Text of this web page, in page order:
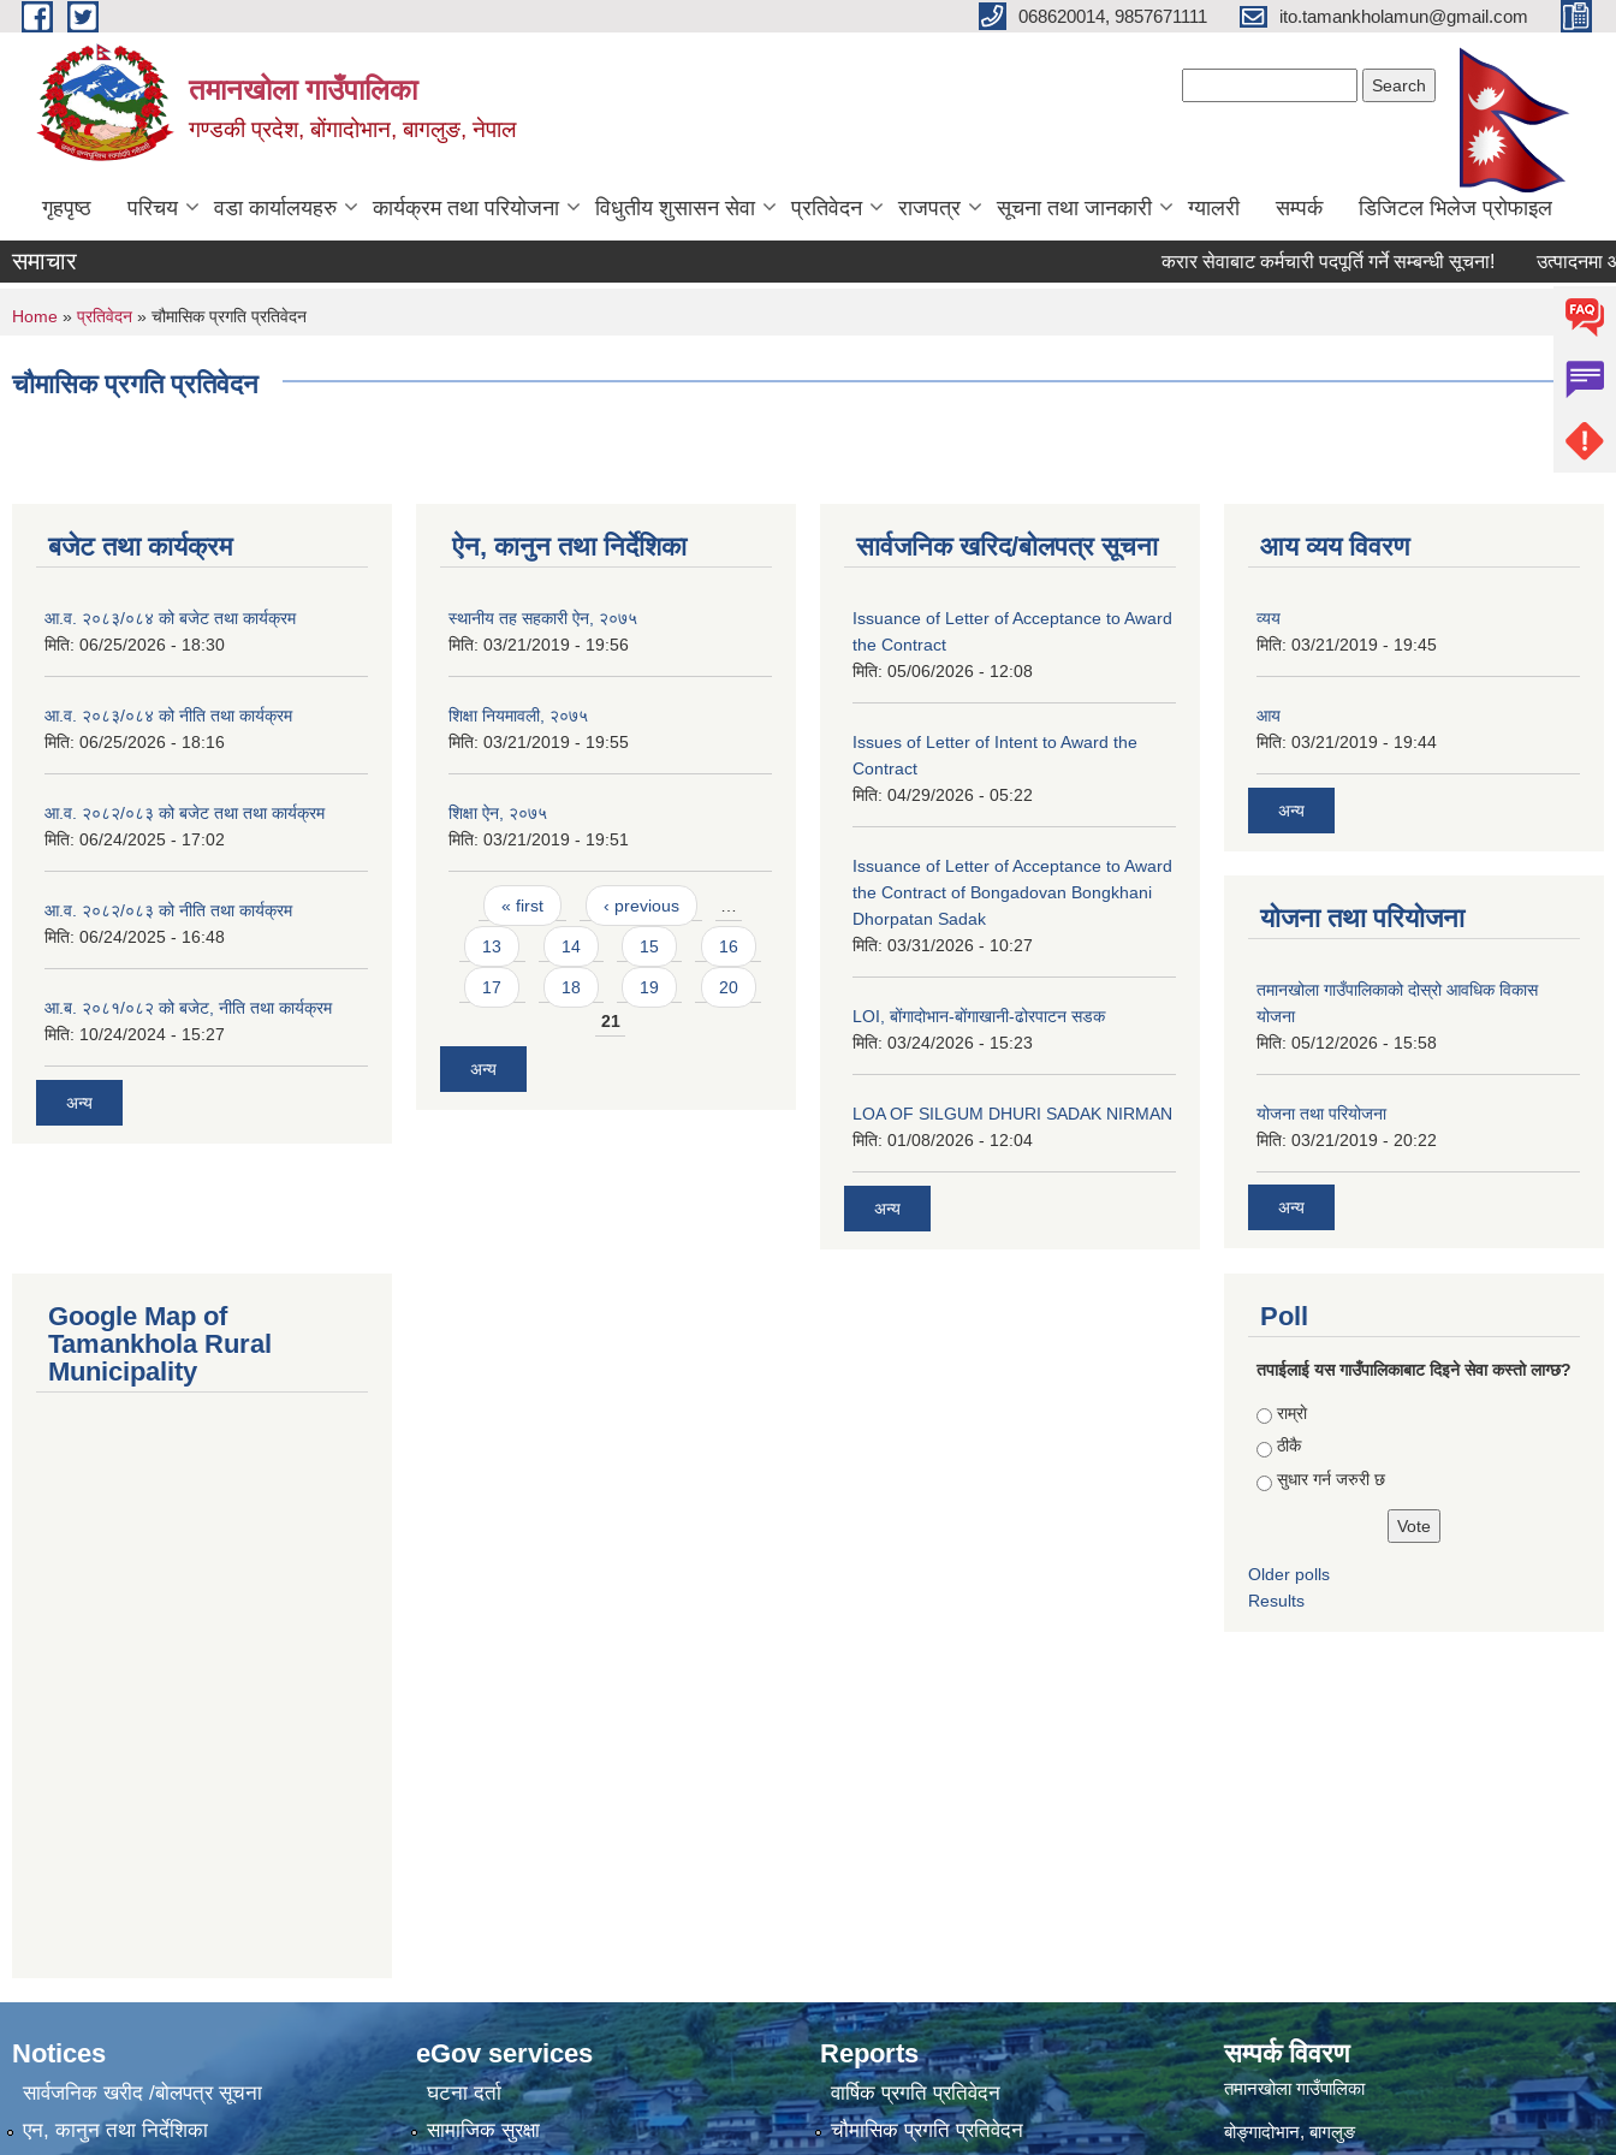
Skip to main content 068620014, 9857671111 ito.tamankholamun@gmail.com
तमानखोला गाउँपालिका
गण्डकी प्रदेश, बोंगादोभान, बागलुङ, नेपाल
गृहपृष्ठ परिचय वडा कार्यालयहरु कार्यक्रम तथा परियोजना विधुतीय शुसासन सेवा प्रतिवेदन राजपत्र सूचना तथा जानकारी ग्यालरी सम्पर्क डिजिटल भिलेज प्राेफाइल
समाचार करार सेवाबाट कर्मचारी पदपूर्ति गर्ने सम्बन्धी सूचना! उत्पादनमा
You are here
Home » प्रतिवेदन » चौमासिक प्रगति प्रतिवेदन
चौमासिक प्रगति प्रतिवेदन
बजेट तथा कार्यक्रम
आ.व. २०८३/०८४ को बजेट तथा कार्यक्रम
मिति: 06/25/2026 - 18:30
आ.व. २०८३/०८४ को नीति तथा कार्यक्रम
मिति: 06/25/2026 - 18:16
आ.व. २०८२/०८३ को बजेट तथा तथा कार्यक्रम
मिति: 06/24/2025 - 17:02
आ.व. २०८२/०८३ को नीति तथा कार्यक्रम
मिति: 06/24/2025 - 16:48
आ.ब. २०८१/०८२ को बजेट, नीति तथा कार्यक्रम
मिति: 10/24/2024 - 15:27
अन्य
ऐन, कानुन तथा निर्देशिका
स्थानीय तह सहकारी ऐन, २०७५
मिति: 03/21/2019 - 19:56
शिक्षा नियमावली, २०७५
मिति: 03/21/2019 - 19:55
शिक्षा ऐन, २०७५
मिति: 03/21/2019 - 19:51
Pages
« first ‹ previous
13 14 15 16
17 18 19
20
21
अन्य
सार्वजनिक खरिद/बोलपत्र सूचना
Issuance of Letter of Acceptance to Award
the Contract
मिति: 05/06/2026 - 12:08
Issues of Letter of Intent to Award the
Contract
मिति: 04/29/2026 - 05:22
Issuance of Letter of Acceptance to Award
the Contract of Bongadovan Bongkhani
Dhorpatan Sadak
मिति: 03/31/2026 - 10:27
LOI, बोंगादोभान-बोंगाखानी-ढोरपाटन सडक
मिति: 03/24/2026 - 15:23
LOA OF SILGUM DHURI SADAK NIRMAN
मिति: 01/08/2026 - 12:04
अन्य
आय व्यय विवरण
व्यय
मिति: 03/21/2019 - 19:45
आय
मिति: 03/21/2019 - 19:44
अन्य
योजना तथा परियोजना
तमानखोला गाउँपालिकाको दोस्रो आवधिक विकास
योजना
मिति: 05/12/2026 - 15:58
योजना तथा परियोजना
मिति: 03/21/2019 - 20:22
अन्य
Google Map of
Tamankhola Rural
Municipality
Poll
तपाईलाई यस गाउँपालिकाबाट दिइने सेवा कस्तो लाग्छ?
Choices
राम्राे
ठीकै
सुधार गर्न जरुरी छ
Older polls
Results
Notices
सार्वजनिक खरीद /बोलपत्र सूचना
एन, कानुन तथा निर्देशिका
eGov services
घटना दर्ता
सामाजिक सुरक्षा
Reports
वार्षिक प्रगति प्रतिवेदन
चौमासिक प्रगति प्रतिवेदन
सम्पर्क विवरण
तमानखोला गाउँपालिका
बोङ्गादोभान, बागलुङ